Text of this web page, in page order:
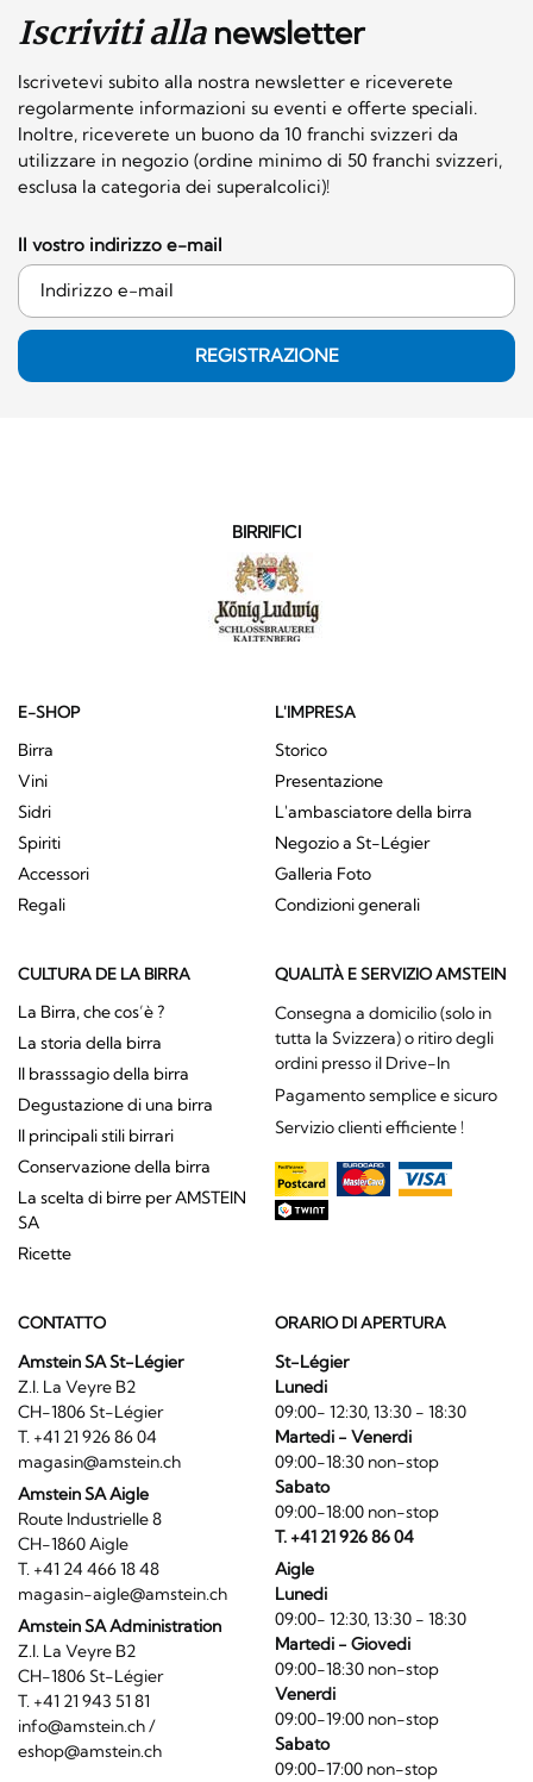
Iscriviti allanewsletter
Iscrivetevi subito alla nostra newsletter e riceverete
regolarmente informazioni su eventi e offerte speciali.
Inoltre, riceverete un buono da 10 franchi svizzeri da
utilizzare in negozio (ordine minimo di 50 franchi svizzeri,
esclusa la categoria dei superalcolici)!
Il vostro indirizzo e-mail
REGISTRAZIONE
BIRRIFICI
E-SHOP
Birra
Vini
Sidri
Spiriti
Accessori
Regali
L'IMPRESA
Storico
Presentazione
L'ambasciatore della birra
Negozio a St-Légier
Galleria Foto
Condizioni generali
CULTURA DE LA BIRRA
La Birra, che cos’è ?
La storia della birra
Il brasssagio della birra
Degustazione di una birra
Il principali stili birrari
Conservazione della birra
La scelta di birre per AMSTEIN
SA
Ricette
QUALITÀ E SERVIZIO AMSTEIN
Consegna a domicilio (solo in
tutta la Svizzera) o ritiro degli
ordini presso il Drive-In
Pagamento semplice e sicuro
Servizio clienti efficiente !
CONTATTO
Amstein SA St-Légier
Z.I. La Veyre B2
CH-1806 St-Légier
T. +41 21 926 86 04
magasin@amstein.ch
Amstein SA Aigle
Route Industrielle 8
CH-1860 Aigle
T. +41 24 466 18 48
magasin-aigle@amstein.ch
Amstein SA Administration
Z.I. La Veyre B2
CH-1806 St-Légier
T. +41 21 943 51 81
info@amstein.ch/
eshop@amstein.ch
ORARIO DI APERTURA
St-Légier
Lunedi
09:00- 12:30, 13:30 - 18:30
Martedi - Venerdi
09:00-18:30 non-stop
Sabato
09:00-18:00 non-stop
T. +41 21 926 86 04
Aigle
Lunedi
09:00- 12:30, 13:30 - 18:30
Martedi - Giovedi
09:00-18:30 non-stop
Venerdi
09:00-19:00 non-stop
Sabato
09:00-17:00 non-stop